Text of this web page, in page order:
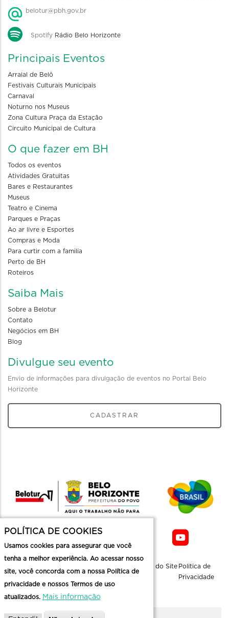
belotur@pbh.gov.br
Spotify Rádio Belo Horizonte
Principais Eventos
Arraial de Belô
Festivais Culturais Municipais
Carnaval
Noturno nos Museus
Zona Cultura Praça da Estação
Circuito Municipal de Cultura
O que fazer em BH
Todos os eventos
Atividades Gratuitas
Bares e Restaurantes
Museus
Teatro e Cinema
Parques e Praças
Ao ar livre e Esportes
Compras e Moda
Para curtir com a familia
Perto de BH
Roteiros
Saiba Mais
Sobre a Belotur
Contato
Negócios em BH
Blog
Divulgue seu evento
Envio de informações para divulgação de eventos no Portal Belo
Horizonte
CADASTRAR
Mapa do Site Politica de
Privacidade
POLÍTICA DE COOKIES
Usamos cookies para assegurar que você
tenha a melhor experiência. Ao acessar nosso
site, você concorda com a nossa Política de
privacidade e nossos Termos de uso
atualizados. Mais informação